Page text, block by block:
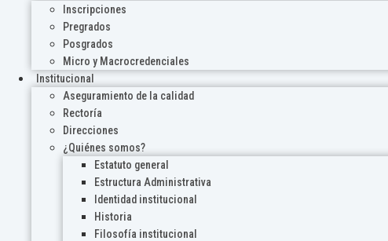
Inscripciones
Pregrados
Posgrados
Micro y Macrocredenciales
Institucional
Aseguramiento de la calidad
Rectoría
Direcciones
¿Quiénes somos?
Estatuto general
Estructura Administrativa
Identidad institucional
Historia
Filosofía institucional